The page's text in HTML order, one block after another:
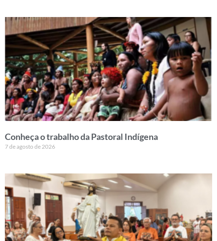
Conheça o trabalho da Pastoral Indígena
7 de agosto de 2026